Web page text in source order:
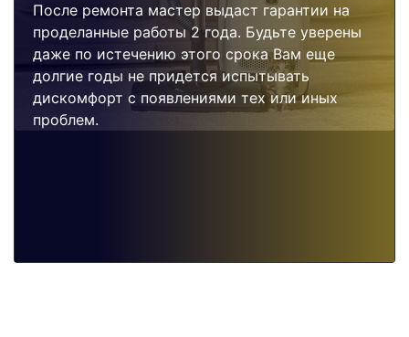
После ремонта мастер выдаст гарантии на
проделанные работы 2 года. Будьте уверены
даже по истечению этого срока Вам еще
долгие годы не придется испытывать
дискомфорт с появлениями тех или иных
проблем.